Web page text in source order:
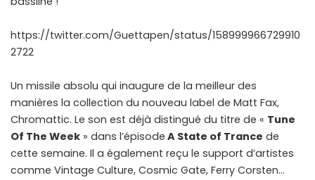
https://twitter.com/Guettapen/status/158999966729910
2722
Un missile absolu qui inaugure de la meilleur des
manières la collection du nouveau label de Matt Fax,
Chromattic. Le son est déjà distingué du titre de « Tune
Of The Week » dans l’épisode A State of Trance de
cette semaine. Il a également reçu le support d’artistes
comme Vintage Culture, Cosmic Gate, Ferry Corsten…